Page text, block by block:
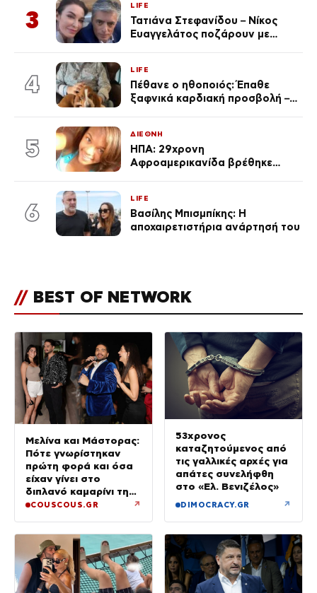
3
LIFE
Τατιάνα Στεφανίδου – Νίκος
Ευαγγελάτος ποζάρουν με
4
LIFE
Πέθανε ο ηθοποιός: Έπαθε
ξαφνικά καρδιακή προσβολή – Η
5
ΔΙΕΘΝΗ
ΗΠΑ: 29χρονη
Αφροαμερικανίδα βρέθηκε
6
LIFE
Βασίλης Μπισμπίκης: Η
αποχαιρετιστήρια ανάρτησή του
// BEST OF NETWORK
Μελίνα και Μάστορας:
Πότε γνωρίστηκαν
πρώτη φορά και όσα
είχαν γίνει στο
διπλανό καμαρίνι της
μητέρας της από το
COUSCOUS.GR ↗
53χρονος
καταζητούμενος από
τις γαλλικές αρχές για
απάτες συνελήφθη
στο «Ελ. Βενιζέλος»
DIMOCRACY.GR ↗